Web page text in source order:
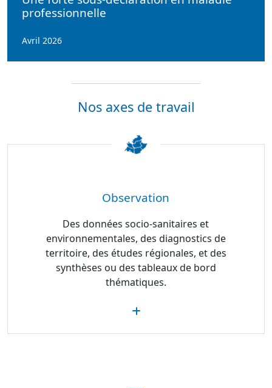
professionnelle
Avril 2026
Nos axes de travail
Observation
Des données socio-sanitaires et
environnementales, des diagnostics de
territoire, des études régionales, et des
synthèses ou des tableaux de bord
thématiques.